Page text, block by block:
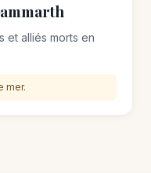
et alliés morts en
mer.